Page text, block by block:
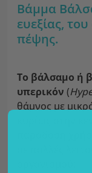
Βάμμα
ευεξίας,
πέψης.
Το βάλσαμο ή
υπερικόν (
θάμνος με